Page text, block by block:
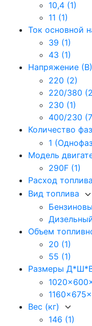
10,4 (1)
11 (1)
Ток основной
39 (1)
43 (1)
Напряжение (В)
220 (2)
220/380
230 (1)
400/230
Количество фаз
1
Модель
290F (1)
Расход
Вид топлива
Объем
20 (1)
55 (1)
Размеры
Вес (кг)
146 (1)